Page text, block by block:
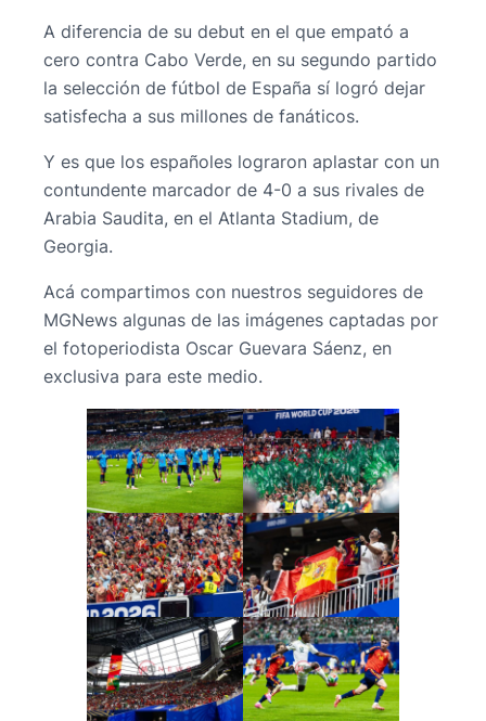
A diferencia de su debut en el que empató a
cero contra Cabo Verde, en su segundo partido
la selección de fútbol de España sí logró dejar
satisfecha a sus millones de fanáticos.
Y es que los españoles lograron aplastar con un
contundente marcador de 4-0 a sus rivales de
Arabia Saudita, en el Atlanta Stadium, de
Georgia.
Acá compartimos con nuestros seguidores de
MGNews algunas de las imágenes captadas por
el fotoperiodista Oscar Guevara Sáenz, en
exclusiva para este medio.